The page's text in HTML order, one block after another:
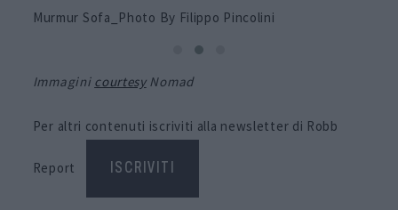
Murmur Sofa_Photo By Filippo Pincolini
Immagini courtesyNomad
Per altri contenuti iscriviti alla newsletter di Robb
Report ISCRIVITI